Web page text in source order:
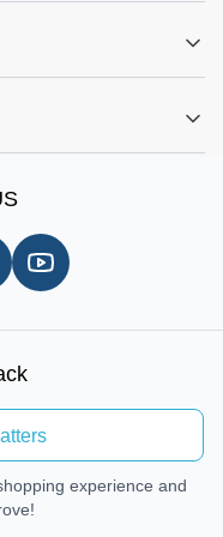
experience and